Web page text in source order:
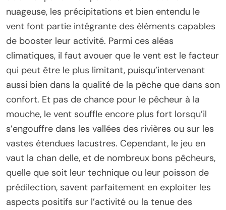
nuageuse, les précipitations et bien entendu le
vent font partie intégrante des éléments capables
de booster leur activité. Parmi ces aléas
climatiques, il faut avouer que le vent est le facteur
qui peut être le plus limitant, puisqu’intervenant
aussi bien dans la qualité de la pêche que dans son
confort. Et pas de chance pour le pêcheur à la
mouche, le vent souffle encore plus fort lorsqu’il
s’engouffre dans les vallées des rivières ou sur les
vastes étendues lacustres. Cependant, le jeu en
vaut la chan delle, et de nombreux bons pêcheurs,
quelle que soit leur technique ou leur poisson de
prédilection, savent parfaitement en exploiter les
aspects positifs sur l’activité ou la tenue des